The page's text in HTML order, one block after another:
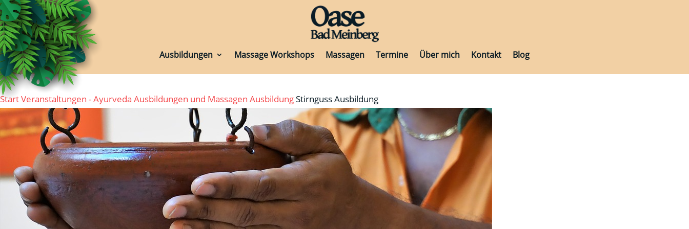
Ausbildungen Massage Workshops Massagen Termine Über mich Kontakt Blog
Massage Workshops Massagen
StartVeranstaltungen - Ayurveda Ausbildungen und Massagen AusbildungStirnguss Ausbildung